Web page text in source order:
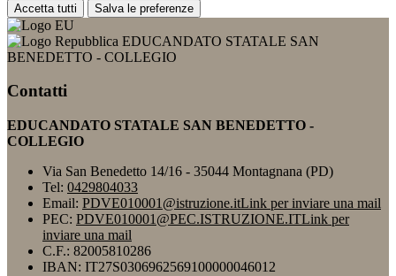
Accetta tutti Salva le preferenze
EDUCANDATO STATALE SAN
BENEDETTO - COLLEGIO
Contatti
EDUCANDATO STATALE SAN BENEDETTO -
COLLEGIO
Via San Benedetto 14/16 - 35044 Montagnana (PD)
Tel: 0429804033
Email: PDVE010001@istruzione.itLink per inviare una mail
PEC: PDVE010001@PEC.ISTRUZIONE.ITLink per
inviare una mail
C.F.: 82005810286
IBAN: IT27S0306962569100000046012